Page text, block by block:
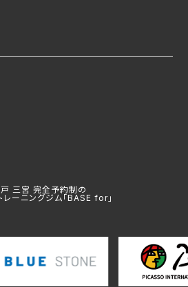
三宮 完全予約制の
レーニングジム「BASE for」